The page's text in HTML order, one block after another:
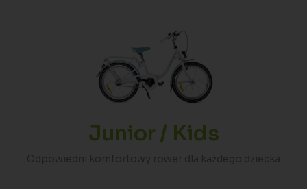
Junior / Kids